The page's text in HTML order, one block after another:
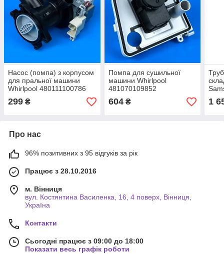
Насос (помпа) з корпусом
для пральної машини
Whirlpool 480111100786
299 ₴
Помпа для сушильної
машини Whirlpool
481070109852
604₴ 1
Про нас
96% позитивних з 95 відгуків за рік
Працює з 28.10.2016
м. Вінниця
вул. Костянтина Василенка, 16, 4 поверх, Вінниця,
Україна
Контакти
Сьогодні працює з 09:00 до 18:00
Показати весь графік роботи